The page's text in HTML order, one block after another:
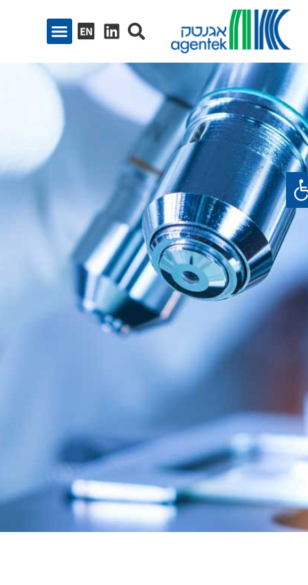
סרגל נגישות